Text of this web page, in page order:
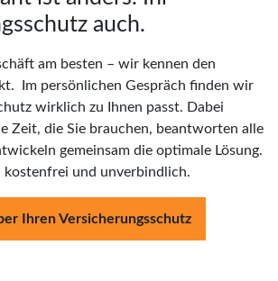
auch.
am besten – wir kennen den
Im persönlichen Gespräch finden wir
wirklich zu Ihnen passt. Dabei
Zeit, die Sie brauchen, beantworten alle
gemeinsam die optimale Lösung.
kostenfrei und unverbindlich.
Ihren Versicherungsschutz